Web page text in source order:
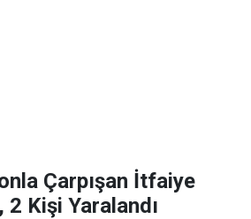
Çarpışan İtfaiye
2 Kişi Yaralandı